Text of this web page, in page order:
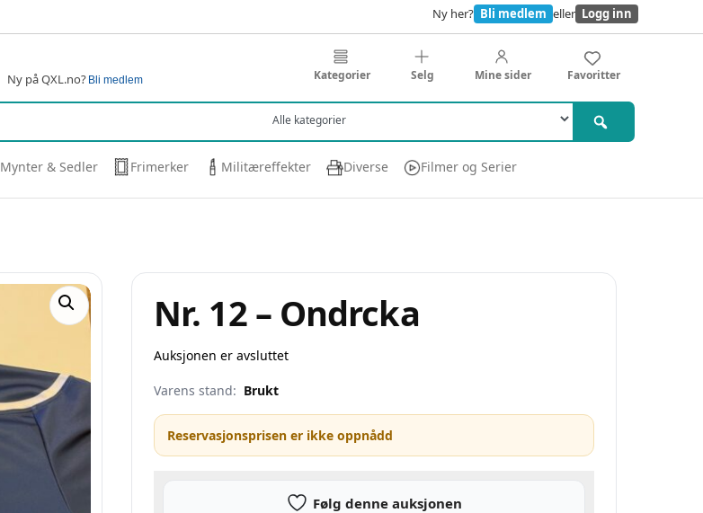
Ny her? Bli medlem eller Logg inn
Ny på QXL.no? Bli medlem Kategorier Selg Mine sider Favoritter
Mynter & Sedler Frimerker Militæreffekter Diverse Filmer og Serier
Nr. 12 – Ondrcka
Auksjonen er avsluttet
Varens stand: Brukt
Reservasjonsprisen er ikke oppnådd
Følg denne auksjonen